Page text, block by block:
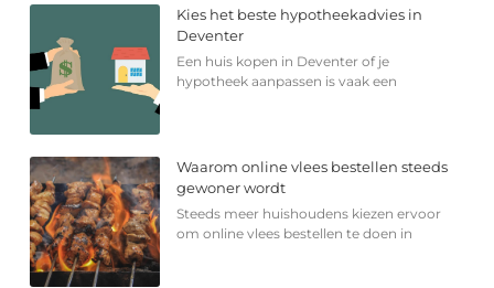
Kies het beste hypotheekadvies in
Deventer
Een huis kopen in Deventer of je
hypotheek aanpassen is vaak een
Waarom online vlees bestellen steeds
gewoner wordt
Steeds meer huishoudens kiezen ervoor
om online vlees bestellen te doen in